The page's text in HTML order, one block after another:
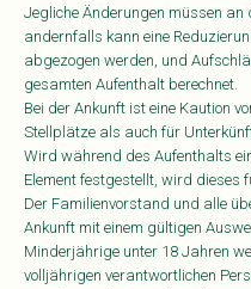
Jegliche Änderungen müssen an
andernfalls kann eine
abgezogen werden, und
gesamten Aufenthalt berechnet.
Bei der Ankunft ist eine Kaution
Stellplätze als auch für
Wird während des Aufenthalts
Element festgestellt, wird dieses
Der Familienvorstand und alle
Ankunft mit einem gültigen
Minderjährige unter 18 Jahren
volljährigen verantwortlichen